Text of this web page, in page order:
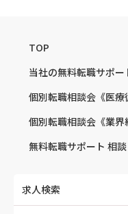
TOP
当社の無料転職サポー
個別転職相談会 《医
個別転職相談会 《業
無料転職サポート 相
求人検索